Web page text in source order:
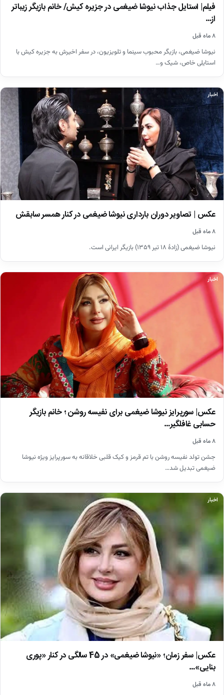
فیلم| استایل جذاب نیوشا ضیغمی در جزیره کیش/ خانم بازیگر زیباتر
از…
۸ ماه قبل
نیوشا ضیغمی، بازیگر محبوب سینما و تلویزیون، در سفر اخیرش به جزیره کیش با
استایلی خاص، شیک و…
اخبار
عکس | تصاویر دوران بارداری نیوشا ضیغمی در کنار همسر سابقش
۸ ماه قبل
نیوشا ضیغمی (زادهٔ ۱۸ تیر ۱۳۵۹) بازیگر ایرانی است.
اخبار
عکس| سورپرایز نیوشا ضیغمی برای نفیسه روشن ؛ خانم بازیگر
حسابی غافلگیر…
۸ ماه قبل
جشن تولد نفیسه روشن با تم قرمز و کیک قلبی خلاقانه به سورپرایز ویژه نیوشا
ضیغمی تبدیل شد…
اخبار
عکس| سفر زمان؛ «نیوشا ضیغمی» در 45 سالگی در کنار «پوری
بنایی»…
۸ ماه قبل